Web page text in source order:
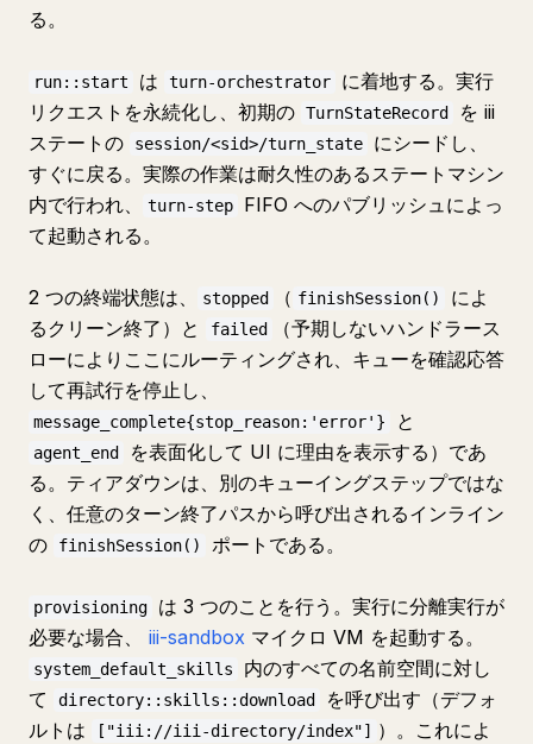
る。
run::start は turn-orchestrator
に着地する。実行
リクエストを永続化し、初期の TurnStateRecord
を iii
ステートの
session/<sid>/turn_state
にシードし、
すぐに戻る。実際の作業は耐久性のあるステートマシン
内で行われ、
turn-step
FIFO へのパブリッシュによっ
て起動される。
2 つの終端状態は、 stopped （ finishSession()
によ
るクリーン終了）と
failed
（予期しないハンドラース
ローによりここにルーティングされ、キューを確認応答
して再試行を停止し、
message_complete{stop_reason:'error'} と
agent_end
を表面化して UI に理由を表示する）であ
る。ティアダウンは、別のキューイングステップではな
く、任意のターン終了パスから呼び出されるインライン
の
finishSession() ポートである。
provisioning
は 3 つのことを行う。実行に分離実行が
必要な場合、 iii-sandbox マイクロ VM を起動する。
system_default_skills
内のすべての名前空間に対し
て
directory::skills::download
を呼び出す（デフォ
ルトは
["iii://iii-directory/index"]
）。これによ